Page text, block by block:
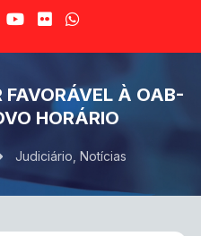
FAVORÁVEL À OAB-
HORÁRIO
Judiciário Notícias